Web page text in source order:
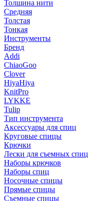
Толщина нити
Средняя
Толстая
Тонкая
Инструменты
Бренд
Addi
ChiaoGoo
Clover
HiyaHiya
KnitPro
LYKKE
Tulip
Тип инструмента
Аксессуары для спиц
Круговые спицы
Крючки
Лески для съемных спиц
Наборы крючков
Наборы спиц
Носочные спицы
Прямые спицы
Съемные спицы